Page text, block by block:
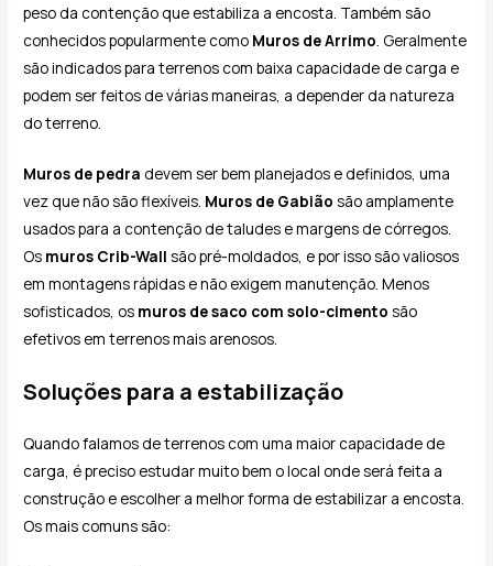
peso da contenção que estabiliza a encosta. Também são
conhecidos popularmente como Muros de Arrimo . Geralmente
são indicados para terrenos com baixa capacidade de carga e
podem ser feitos de várias maneiras, a depender da natureza
do terreno.
Muros de pedra devem ser bem planejados e definidos, uma
vez que não são flexíveis. Muros de Gabião são amplamente
usados para a contenção de taludes e margens de córregos.
Os muros Crib-Wall são pré-moldados, e por isso são valiosos
em montagens rápidas e não exigem manutenção. Menos
sofisticados, os muros de saco com solo-cimento são
efetivos em terrenos mais arenosos.
Soluções para a estabilização
Quando falamos de terrenos com uma maior capacidade de
carga, é preciso estudar muito bem o local onde será feita a
construção e escolher a melhor forma de estabilizar a encosta.
Os mais comuns são: